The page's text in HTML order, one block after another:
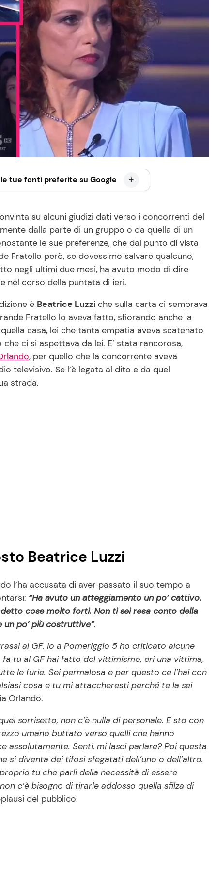
tue fonti preferite su Google
su alcuni giudizi dati verso i concorrenti del
dalla parte di un gruppo o da quella di un
le sue preferenze, che dal punto di vista
Fratello però, se dovessimo salvare qualcuno,
negli ultimi due mesi, ha avuto modo di dire
nel corso della puntata di ieri.
è Beatrice Luzzi che sulla carta ci sembrava
Fratello lo aveva fatto, sfiorando anche la
casa, lei che tanta empatia aveva scatenato
ci si aspettava da lei. E’ stata rancorosa,
, per quello che la concorrente aveva
televisivo. Se l’è legata al dito e da quel
strada.
Beatrice Luzzi
l’ha accusata di aver passato il suo tempo a
“Ha avuto un atteggiamento un po’ cattivo.
cose molto forti. Non ti sei resa conto della
po’ più costruttive”.
al GF. Io a Pomeriggio 5 ho criticato alcune
tu al GF hai fatto del vittimismo, eri una vittima,
le furie. Sei permalosa e per questo ce l’hai con
cosa e tu mi attaccheresti perché te la sei
Orlando.
sorrisetto, non c’è nulla di personale. E sto con
umano buttato verso quelli che hanno
assolutamente. Senti, mi lasci parlare? Poi questa
si diventa dei tifosi sfegatati dell’uno o dell’altro.
tu che parli della necessità di essere
c’è bisogno di tirarle addosso quella sfilza di
del pubblico.